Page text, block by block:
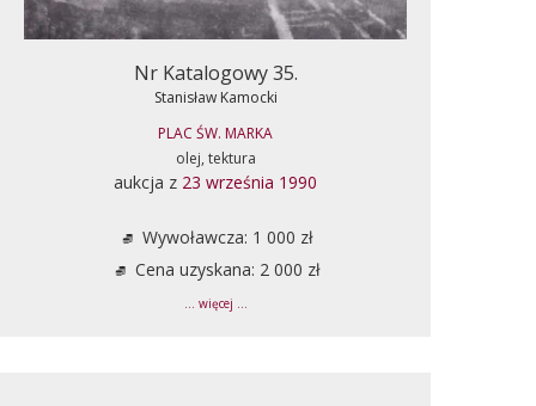
Nr Katalogowy 35.
Stanisław Kamocki
PLAC ŚW. MARKA
olej, tektura
aukcja z 23 września 1990
Wywoławcza: 1 000 zł
Cena uzyskana: 2 000 zł
... więcej ...